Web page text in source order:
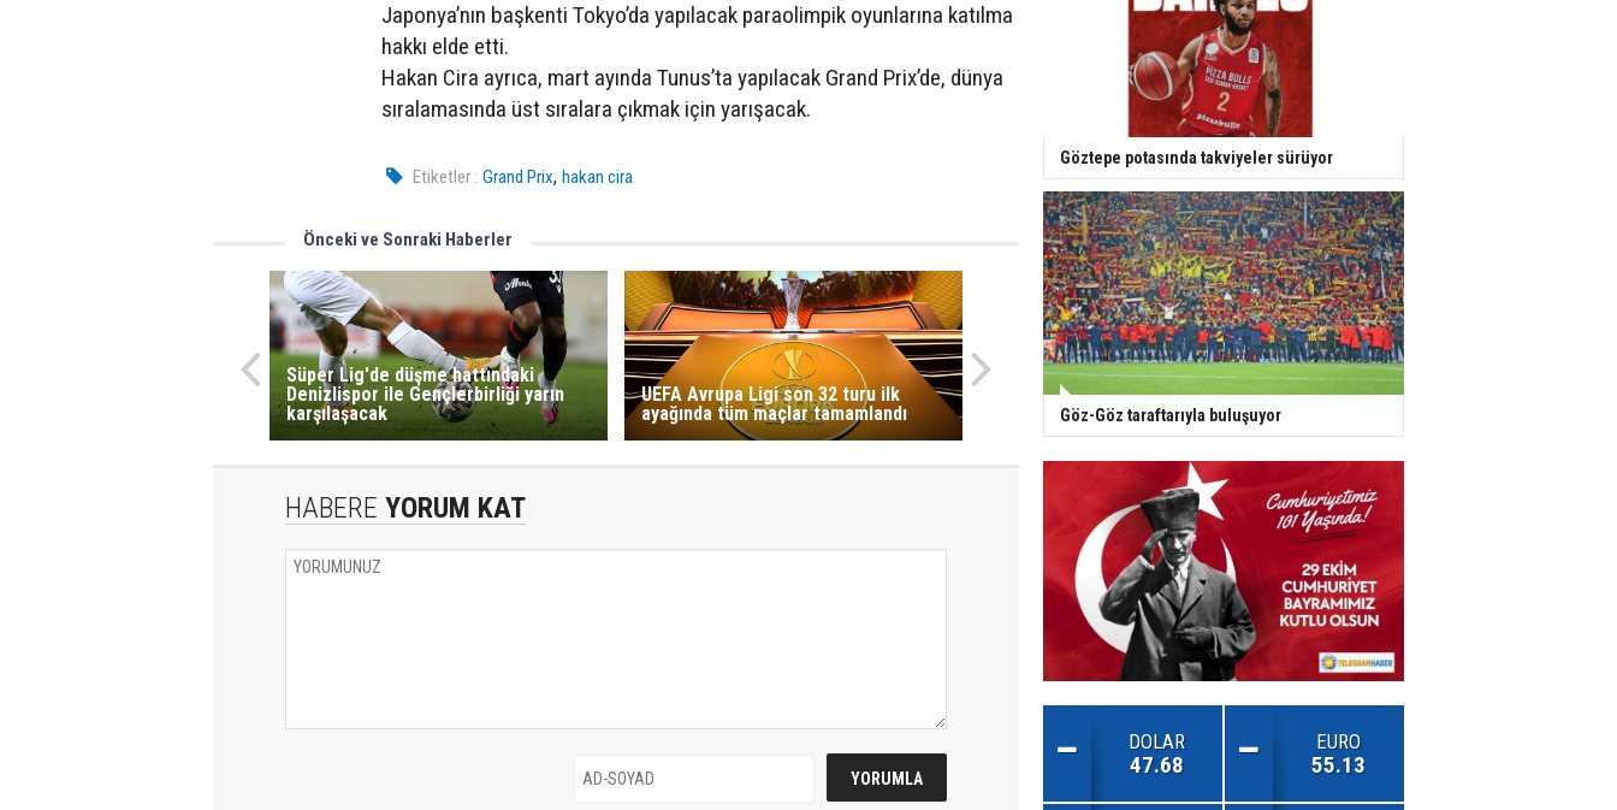
Japonya’nın başkenti Tokyo’da yapılacak paraolimpik oyunlarına katılma
hakkı elde etti.
Hakan Cira ayrıca, mart ayında Tunus’ta yapılacak Grand Prix’de, dünya
sıralamasında üst sıralara çıkmak için yarışacak.
Etiketler : Grand Prix,hakan cira
Önceki ve Sonraki Haberler
Süper Lig'de düşme hattındaki
Denizlispor ile Gençlerbirliği yarın
karşılaşacak
UEFA Avrupa Ligi son 32 turu ilk
ayağında tüm maçlar tamamlandı
HABERE YORUM KAT
Göztepe potasında takviyeler sürüyor
Göz-Göz taraftarıyla buluşuyor
DOLAR
47.68
EURO
55.13